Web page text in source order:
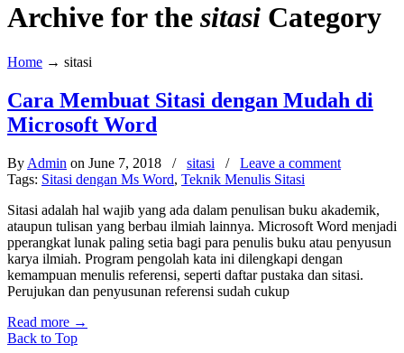
Archive for the sitasi Category
Home → sitasi
Cara Membuat Sitasi dengan Mudah di
Microsoft Word
By Admin on June 7, 2018 / sitasi / Leave a comment
Tags: Sitasi dengan Ms Word, Teknik Menulis Sitasi
Sitasi adalah hal wajib yang ada dalam penulisan buku akademik,
ataupun tulisan yang berbau ilmiah lainnya. Microsoft Word menjadi
pperangkat lunak paling setia bagi para penulis buku atau penyusun
karya ilmiah. Program pengolah kata ini dilengkapi dengan
kemampuan menulis referensi, seperti daftar pustaka dan sitasi.
Perujukan dan penyusunan referensi sudah cukup
Read more →
Back to Top